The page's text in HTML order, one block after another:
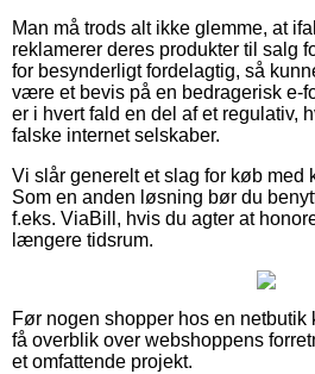
Man må trods alt ikke glemme, at
reklamerer deres produkter til salg
for besynderligt fordelagtig, så
være et bevis på en bedragerisk e-
er i hvert fald en del af et regulativ,
falske internet selskaber.
Vi slår generelt et slag for køb med
Som en anden løsning bør du
f.eks. ViaBill, hvis du agter at
længere tidsrum.
Før nogen shopper hos en
få overblik over webshoppens
et omfattende projekt.